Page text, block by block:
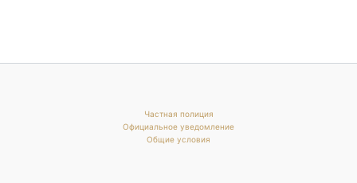
Частная полиция
Официальное уведомление
Общие условия